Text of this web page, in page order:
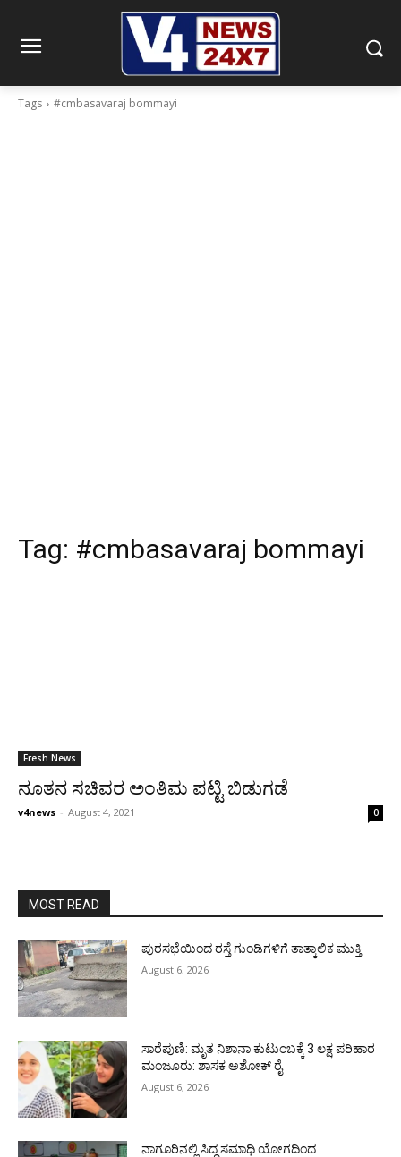
Tags #cmbasavaraj bommayi
Tag: #cmbasavaraj bommayi
Fresh News
ನೂತನ ಸಚಿವರ ಅಂತಿಮ ಪಟ್ಟಿ ಬಿಡುಗಡೆ
v4news - August 4, 2021 0
MOST READ
ಪುರಸಭೆಯಿಂದ ರಸ್ತೆ ಗುಂಡಿಗಳಿಗೆ ತಾತ್ಕಾಲಿಕ ಮುಕ್ತಿ
August 6, 2026
ಸಾರೆಪುಣಿ: ಮೃತ ನಿಶಾನಾ ಕುಟುಂಬಕ್ಕೆ 3 ಲಕ್ಷ ಪರಿಹಾರ
ಮಂಜೂರು: ಶಾಸಕ ಅಶೋಕ್ ರೈ
August 6, 2026
ನಾಗೂರಿನಲ್ಲಿ ಸಿದ್ಧ ಸಮಾಧಿ ಯೋಗದಿಂದ